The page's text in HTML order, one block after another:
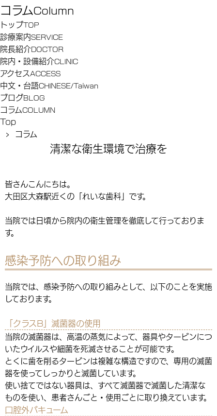
コラムColumn
トップTOP
診療案内SERVICE
院長紹介DOCTOR
院内・設備紹介CLINIC
アクセスACCESS
中文・台語CHINESE/Taiwan
ブログBLOG
コラムCOLUMN
Top
› コラム
清潔な衛生環境で治療を
皆さんこんにちは。
大田区大森駅近くの「れいな歯科」です。
当院では日頃から院内の衛生管理を徹底して行っておりま
す。
感染予防への取り組み
当院では、感染予防への取り組みとして、以下のことを実施
しております。
「クラスB」滅菌器の使用
当院の滅菌器は、高温の蒸気によって、器具やタービンにつ
いたウイルスや細菌を死滅させることが可能です。
とくに歯を削るタービンは複雑な構造ですので、専用の滅菌
器を使ってしっかりと滅菌しています。
使い捨てではない器具は、すべて滅菌器で滅菌した清潔な
ものを使い、患者さんごと・使用ごとに取り換えています。
口腔外バキューム